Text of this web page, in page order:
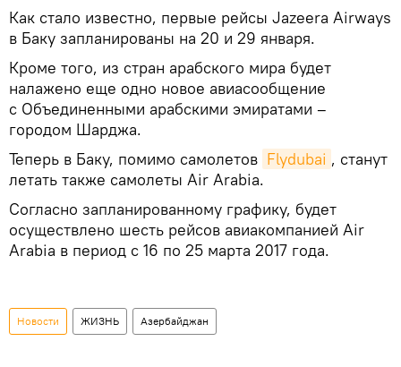
Как стало известно, первые рейсы Jazeera Airways
в Баку запланированы на 20 и 29 января.
Кроме того, из стран арабского мира будет
налажено еще одно новое авиасообщение
с Объединенными арабскими эмиратами –
городом Шарджа.
Теперь в Баку, помимо самолетов Flydubai , станут
летать также самолеты Air Arabia.
Согласно запланированному графику, будет
осуществлено шесть рейсов авиакомпанией Air
Arabia в период с 16 по 25 марта 2017 года.
Новости ЖИЗНЬ Азербайджан